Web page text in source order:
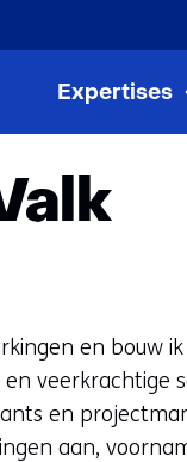
Expertises
en bouw
veerkrachtige
en
aan,